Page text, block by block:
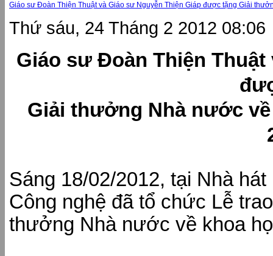
Giáo sư Đoàn Thiện Thuật và Giáo sư Nguyễn Thiện Giáp được tặng Giải
Thứ sáu, 24 Tháng 2 2012 08:06
Giáo sư Đoàn Thiện
Giải thưởng Nhà nước
Sáng 18/02/2012, tại Nhà
Công nghệ đã tổ chức Lễ
thưởng Nhà nước về khoa